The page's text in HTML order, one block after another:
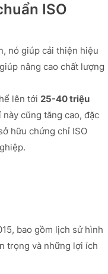
ISO
nó giúp cải thiện hiệu
nâng cao chất lượng
lên tới 25-40 triệu
cũng tăng cao, đặc
hữu chứng chỉ ISO
bao gồm lịch sử hình
trọng và những lợi ích